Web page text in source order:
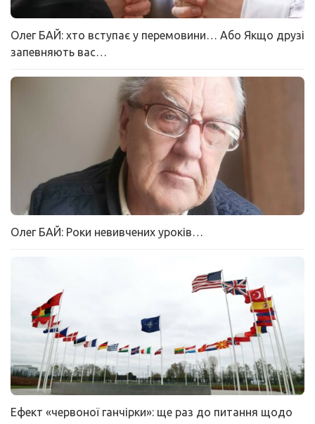
Олег БАЙ: хто вступає у перемовини… Або Якщо друзі
запевняють вас…
Олег БАЙ: Роки невивчених уроків…
Ефект «червоної ганчірки»: ще раз до питання щодо